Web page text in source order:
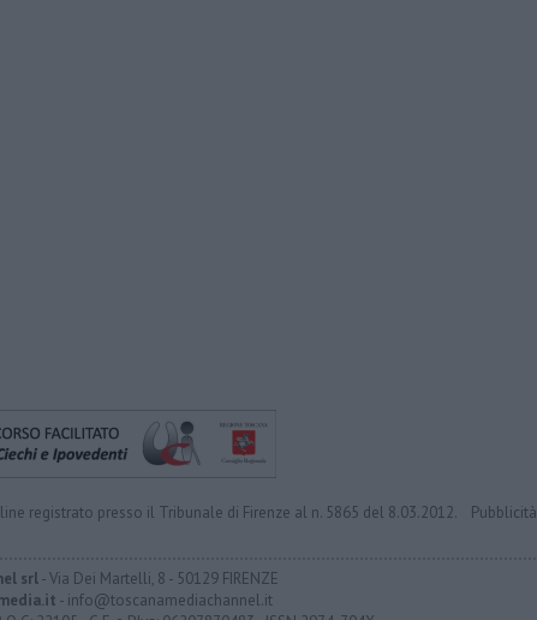
registrato presso il Tribunale di Firenze al n. 5865 del 8.03.2012. Pubblicità
srl- Via Dei Martelli, 8 - 50129 FIRENZE
- info@toscanamediachannel.it